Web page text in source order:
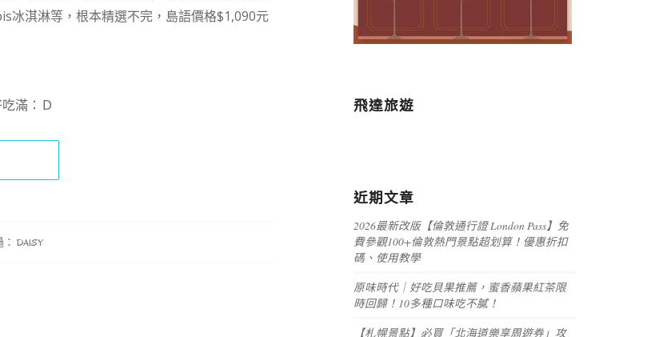
冰淇淋等，根本精選不完，島語價格$1,090元
滿：Ｄ
：DAISY
飛達旅遊
近期文章
2026最新改版【倫敦通行證 London Pass】免
費參觀100+倫敦熱門景點超划算！優惠折扣
碼、使用教學
原味時代｜好吃貝果推薦，蜜香蘋果紅茶限
時回歸！10多種口味吃不膩！
【札幌景點】必買「北海道樂享周遊券」攻